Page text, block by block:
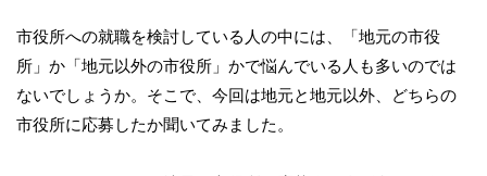
市役所への就職を検討している人の中には、「地元の市役
所」か「地元以外の市役所」かで悩んでいる人も多いのでは
ないでしょうか。そこで、今回は地元と地元以外、どちらの
市役所に応募したか聞いてみました。